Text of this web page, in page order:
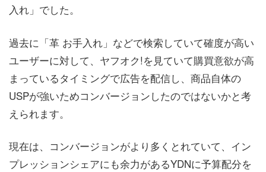
入れ」でした。
過去に「革 お手入れ」などで検索していて確度が高い
ユーザーに対して、ヤフオク!を見ていて購買意欲が高
まっているタイミングで広告を配信し、商品自体の
USPが強いためコンバージョンしたのではないかと考
えられます。
現在は、コンバージョンがより多くとれていて、イン
プレッションシェアにも余力があるYDNに予算配分を